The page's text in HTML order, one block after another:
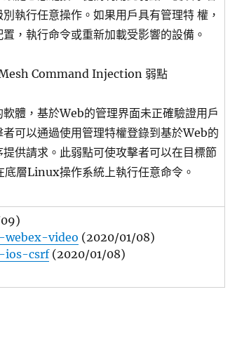
執行任意操作。如果用戶具有管理特 權，
，執行命令或重新加載受影響的設備。
Command Injection 弱點
體，基於Web的管理界面未正確驗證用戶
可以通過使用管理特權登錄到基於Web的
供請求。此弱點可使攻擊者可以在目標節
層Linux操作系統上執行任意命令。
webex-video (2020/01/08)
ios-csrf(2020/01/08)